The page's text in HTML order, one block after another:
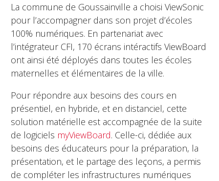
La commune de Goussainville a choisi ViewSonic
pour l’accompagner dans son projet d’écoles
100% numériques. En partenariat avec
l’intégrateur CFI, 170 écrans intéractifs ViewBoard
ont ainsi été déployés dans toutes les écoles
maternelles et élémentaires de la ville.
Pour répondre aux besoins des cours en
présentiel, en hybride, et en distanciel, cette
solution matérielle est accompagnée de la suite
de logiciels myViewBoard. Celle-ci, dédiée aux
besoins des éducateurs pour la préparation, la
présentation, et le partage des leçons, a permis
de compléter les infrastructures numériques